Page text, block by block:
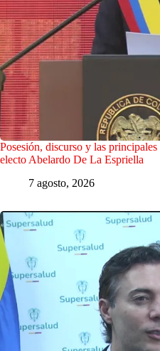
Posesión, discurso y las
electo Abelardo De La Espriella
7 agosto, 2026